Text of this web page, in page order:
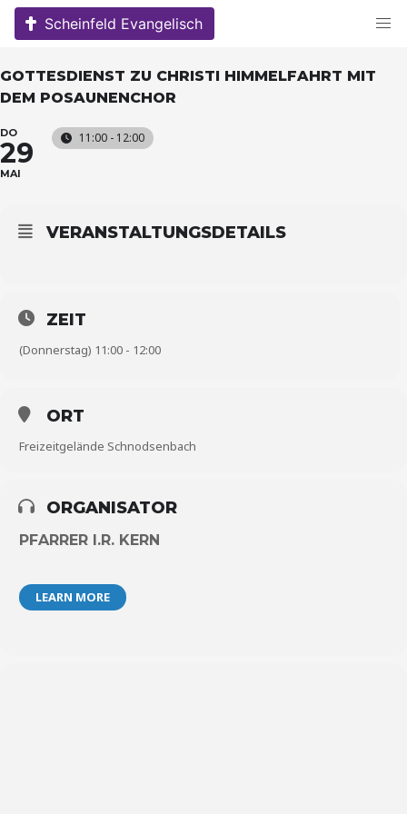
Skip
Scheinfeld Evangelisch
GOTTESDIENST ZU CHRISTI HIMMELFAHRT MIT
DEM POSAUNENCHOR
DO
29
MAI
11:00 - 12:00
VERANSTALTUNGSDETAILS
ZEIT
(Donnerstag) 11:00 - 12:00
ORT
Freizeitgelände Schnodsenbach
ORGANISATOR
PFARRER I.R. KERN
LEARN MORE